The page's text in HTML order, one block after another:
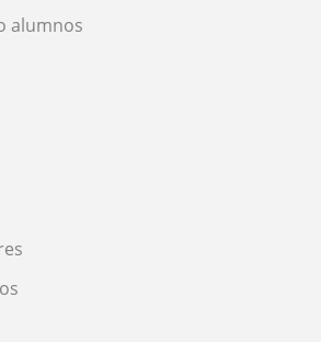
alumnos